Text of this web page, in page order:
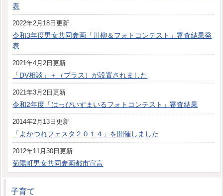
表
2022年2月18日更新
令和3年度男女共同参画「川柳＆フォトコンテスト」審査結果発
表
2021年4月2日更新
「DV相談」＋（プラス）が設置されました
2021年3月2日更新
令和2年度「はっぴいすまいるフォトコンテスト」審査結果
2014年2月13日更新
「よかつれフェスタ２０１４」を開催しました
2012年11月30日更新
菊陽町男女共同参画都市宣言
子育て